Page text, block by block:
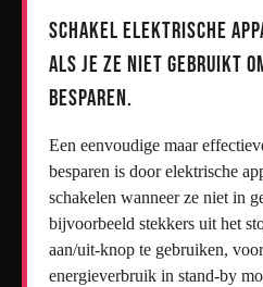
Schakel elektrische
als je ze niet gebruikt
besparen.
Een eenvoudige maar
besparen is door elektrische
schakelen wanneer ze niet in
bijvoorbeeld stekkers uit het
aan/uit-knop te gebruiken,
energieverbruik in stand-by